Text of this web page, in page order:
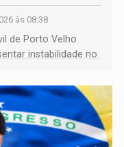
às 08:38
de Porto Velho
instabilidade no